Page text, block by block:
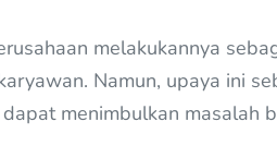
melakukannya
Namun, upaya ini
menimbulkan masalah